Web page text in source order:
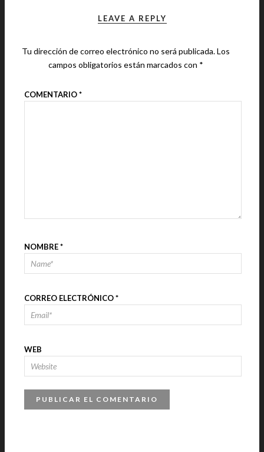
LEAVE A REPLY
Tu dirección de correo electrónico no será publicada.Los
campos obligatorios están marcados con *
COMENTARIO*
NOMBRE*
CORREO ELECTRÓNICO*
WEB